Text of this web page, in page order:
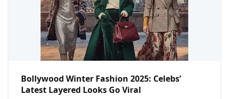
Bollywood Winter Fashion 2025: Celebs’
Latest Layered Looks Go Viral